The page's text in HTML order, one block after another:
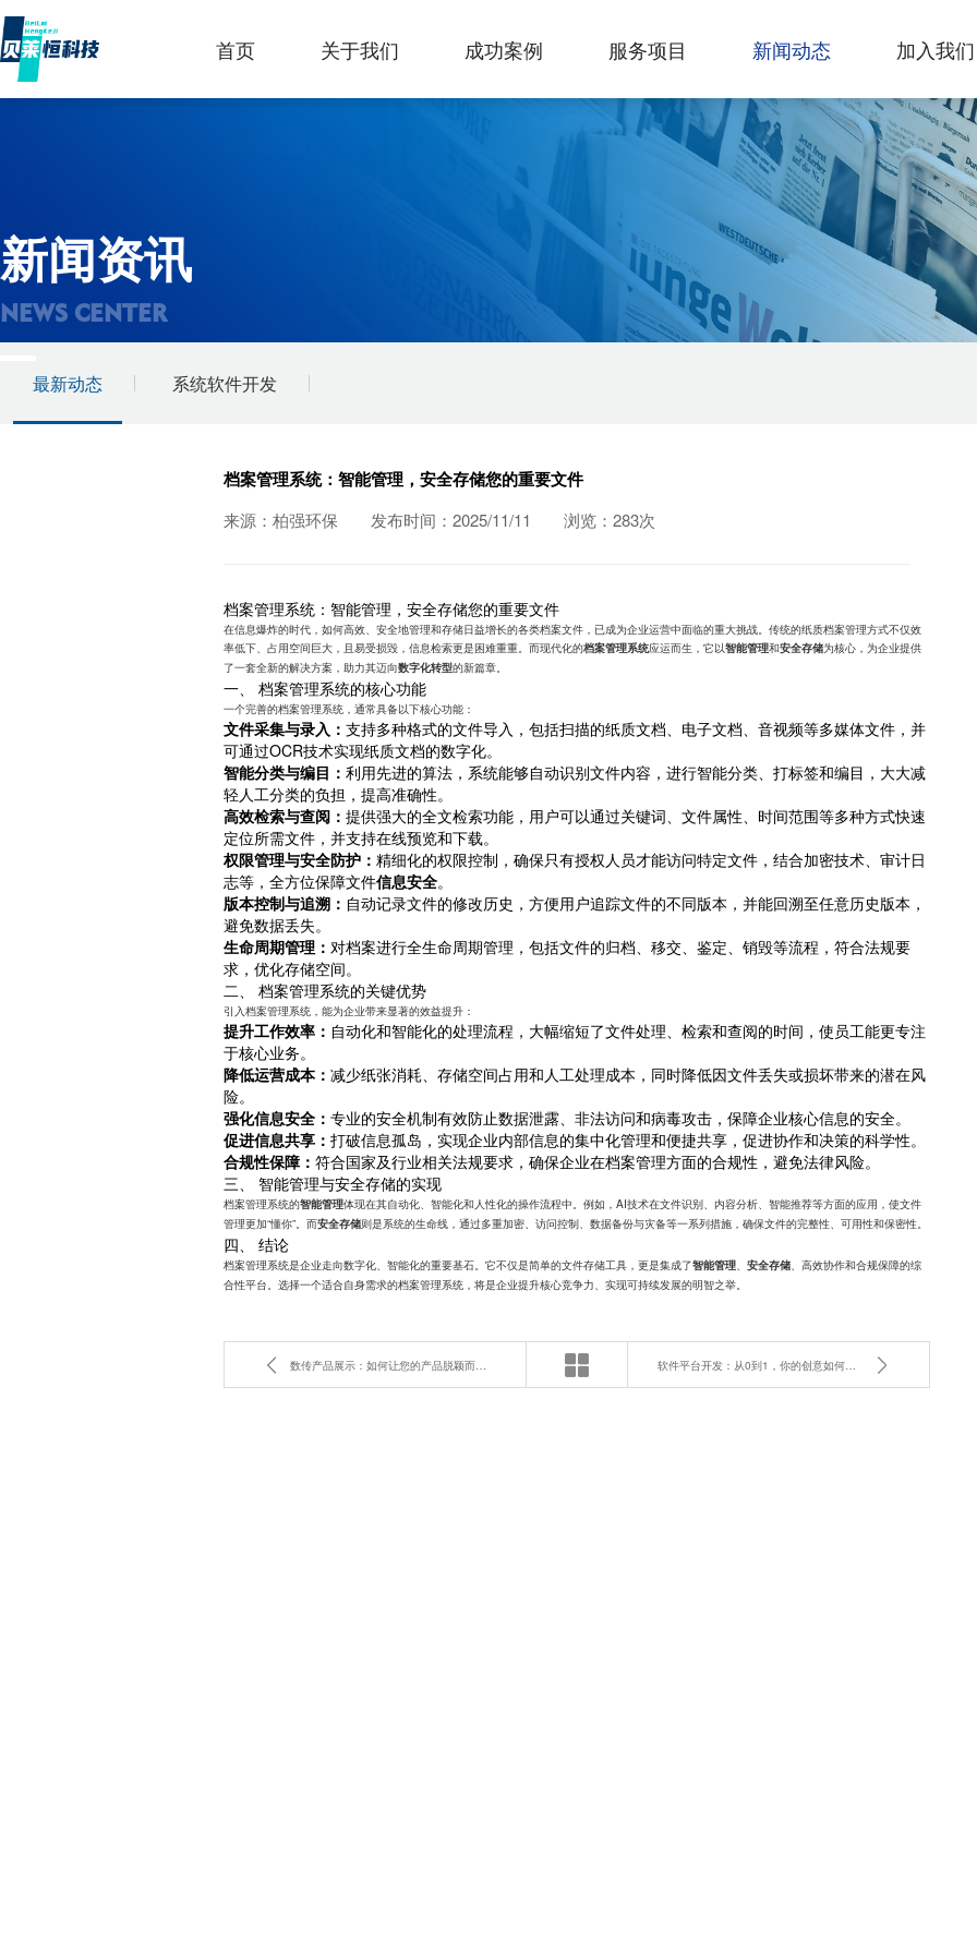
首页 关于我们 成功案例 服务项目 新闻动态 加入我们
新闻资讯
NEWS CENTER
最新动态 系统软件开发
档案管理系统：智能管理，安全存储您的重要文件
来源：柏强环保 发布时间：2025/11/11 浏览：283次
档案管理系统：智能管理，安全存储您的重要文件
在信息爆炸的时代，如何高效、安全地管理和存储日益增长的各类档案文件，已成为企业运营中面临的重大挑战。传统的纸质档案管理方式不仅效
率低下、占用空间巨大，且易受损毁，信息检索更是困难重重。而现代化的档案管理系统应运而生，它以智能管理和安全存储为核心，为企业提供
了一套全新的解决方案，助力其迈向数字化转型的新篇章。
一、 档案管理系统的核心功能
一个完善的档案管理系统，通常具备以下核心功能：
文件采集与录入：支持多种格式的文件导入，包括扫描的纸质文档、电子文档、音视频等多媒体文件，并
可通过OCR技术实现纸质文档的数字化。
智能分类与编目：利用先进的算法，系统能够自动识别文件内容，进行智能分类、打标签和编目，大大减
轻人工分类的负担，提高准确性。
高效检索与查阅：提供强大的全文检索功能，用户可以通过关键词、文件属性、时间范围等多种方式快速
定位所需文件，并支持在线预览和下载。
权限管理与安全防护：精细化的权限控制，确保只有授权人员才能访问特定文件，结合加密技术、审计日
志等，全方位保障文件信息安全。
版本控制与追溯： 自动记录文件的修改历史，方便用户追踪文件的不同版本，并能回溯至任意历史版本，
避免数据丢失。
生命周期管理：对档案进行全生命周期管理，包括文件的归档、移交、鉴定、销毁等流程，符合法规要
求，优化存储空间。
二、 档案管理系统的关键优势
引入档案管理系统，能为企业带来显著的效益提升：
提升工作效率： 自动化和智能化的处理流程，大幅缩短了文件处理、检索和查阅的时间，使员工能更专注
于核心业务。
降低运营成本：减少纸张消耗、存储空间占用和人工处理成本，同时降低因文件丢失或损坏带来的潜在风
险。
强化信息安全：专业的安全机制有效防止数据泄露、非法访问和病毒攻击，保障企业核心信息的安全。
促进信息共享：打破信息孤岛，实现企业内部信息的集中化管理和便捷共享，促进协作和决策的科学性。
合规性保障：符合国家及行业相关法规要求，确保企业在档案管理方面的合规性，避免法律风险。
三、 智能管理与安全存储的实现
档案管理系统的智能管理体现在其自动化、智能化和人性化的操作流程中。例如，AI技术在文件识别、内容分析、智能推荐等方面的应用，使文件
管理更加“懂你”。而安全存储则是系统的生命线，通过多重加密、访问控制、数据备份与灾备等一系列措施，确保文件的完整性、可用性和保密性。
四、 结论
档案管理系统是企业走向数字化、智能化的重要基石。它不仅是简单的文件存储工具，更是集成了智能管理、安全存储、高效协作和合规保障的综
合性平台。选择一个适合自身需求的档案管理系统，将是企业提升核心竞争力、实现可持续发展的明智之举。
数传产品展示：如何让您的产品脱颖而出？